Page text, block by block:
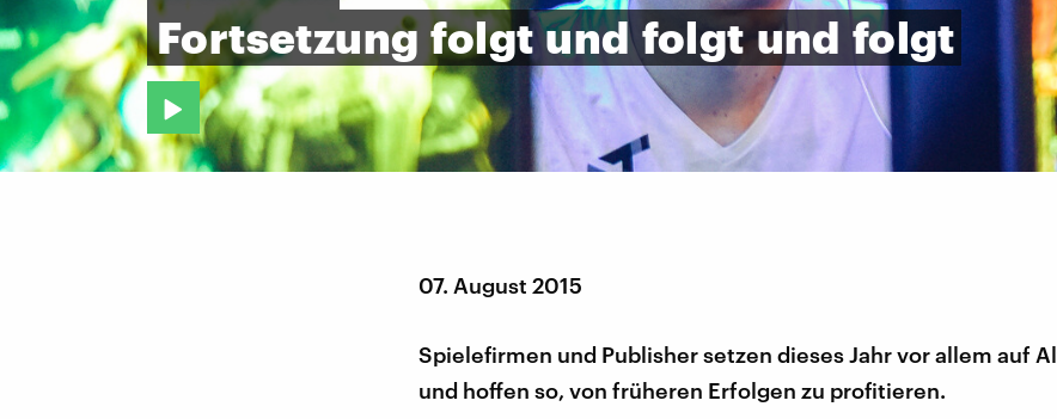
Fortsetzung folgt und folgt und folgt
07. August 2015
Spielefirmen und Publisher setzen dieses Jahr vor allem auf
und hoffen so, von früheren Erfolgen zu profitieren.